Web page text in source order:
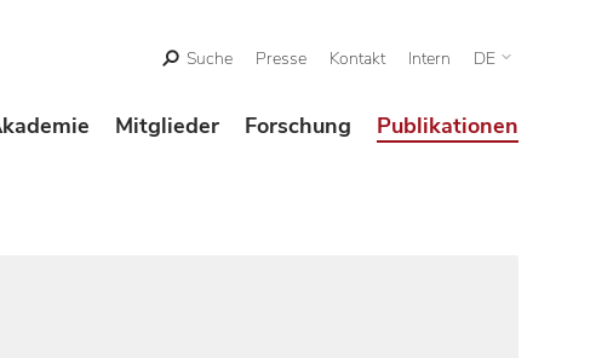
Suche Presse Kontakt Intern DE
Mitglieder Forschung Publikationen